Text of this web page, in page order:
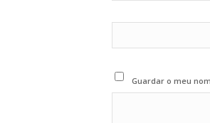
Guardar o meu